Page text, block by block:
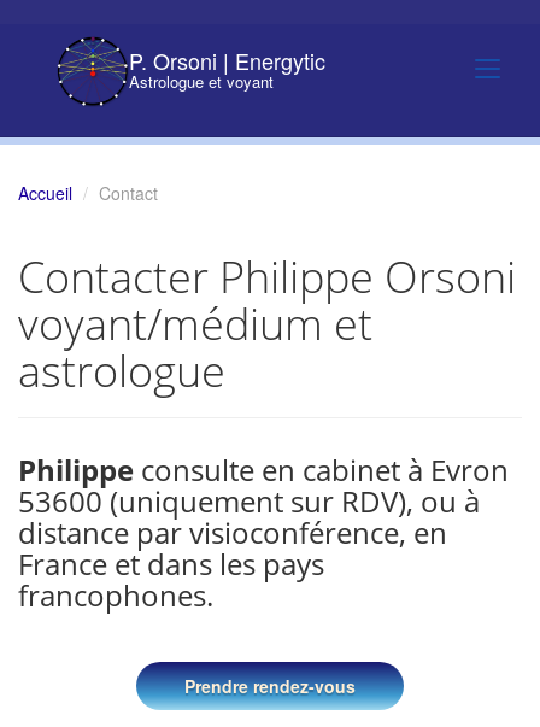
P. Orsoni | Energytic
Astrologue et voyant
Accueil Contact
Contacter Philippe Orsoni
voyant/médium et
astrologue
Philippe consulte en cabinet à Evron
53600 (uniquement sur RDV), ou à
distance par visioconférence, en
France et dans les pays
francophones.
Prendre rendez-vous